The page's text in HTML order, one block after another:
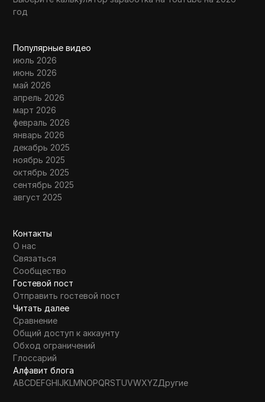
год
Популярные видео
июль 2026
июнь 2026
май 2026
апрель 2026
март 2026
февраль 2026
январь 2026
декабрь 2025
ноябрь 2025
октябрь 2025
сентябрь 2025
август 2025
Контакты
О нас
Связаться
Сообщество
Гостевой пост
Отправить гостевой пост
Читать далее
Сравнение
Общий доступ к аккаунту
Обход ограничений
Глоссарий
Алфавит блога
ABCDEFGHIJKLMNOPQRSTUVWXYZДругие